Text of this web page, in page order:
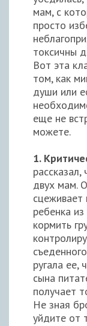
мам, с
просто
токсичны
Вот эта
том, как
души или
еще не
можете.
1.
двух мам.
сцеживает
ребенка
кормить
ругала ее,
сына
получает
Не зная
уйдите от